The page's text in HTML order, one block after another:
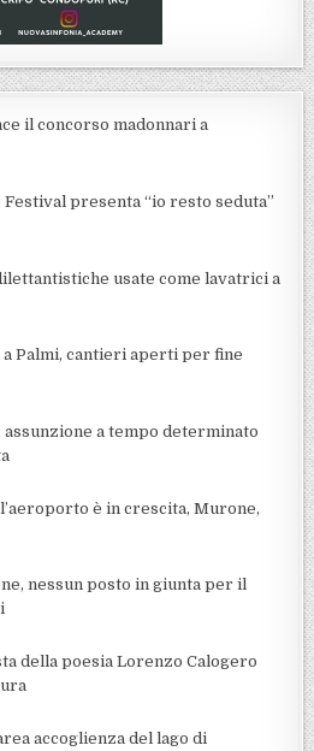
il concorso madonnari a
Festival presenta “io resto seduta”
usate come lavatrici a
Palmi, cantieri aperti per fine
assunzione a tempo determinato
è in crescita, Murone,
nessun posto in giunta per il
della poesia Lorenzo Calogero
accoglienza del lago di